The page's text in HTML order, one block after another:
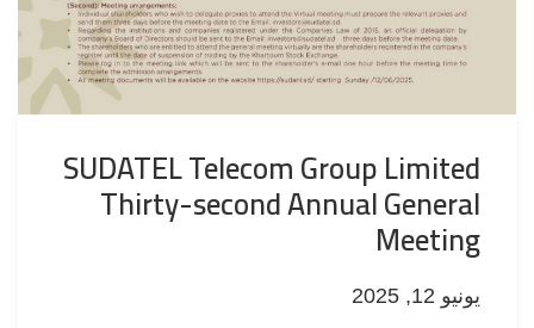
SUDATEL Telecom Group Limited
Thirty-second Annual General
Meeting
يونيو 12, 2025